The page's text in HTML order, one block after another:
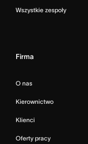
Wszystkie zespoły
Firma
O nas
Kierownictwo
Klienci
Oferty pracy